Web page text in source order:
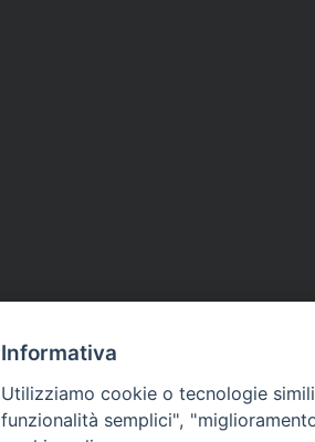
Informativa
Utilizziamo cookie o tecnologie
funzionalità semplici",